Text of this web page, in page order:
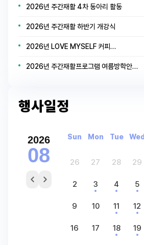
2026년 주간재활 4차 동아리 활동
2026년 주간재활 하반기 개강식
2026년 LOVE MYSELF 커피…
2026년 주간재활프로그램 여름방학안…
행사일정
2026
08
Sun Mon Tue Wed
26 27 28 29
2 3 4 5
9 10 11 12
16 17 18 19